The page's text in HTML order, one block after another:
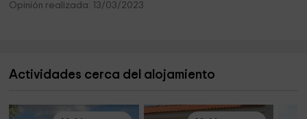
Opinión realizada: 13/03/2023
Actividades cerca del alojamiento